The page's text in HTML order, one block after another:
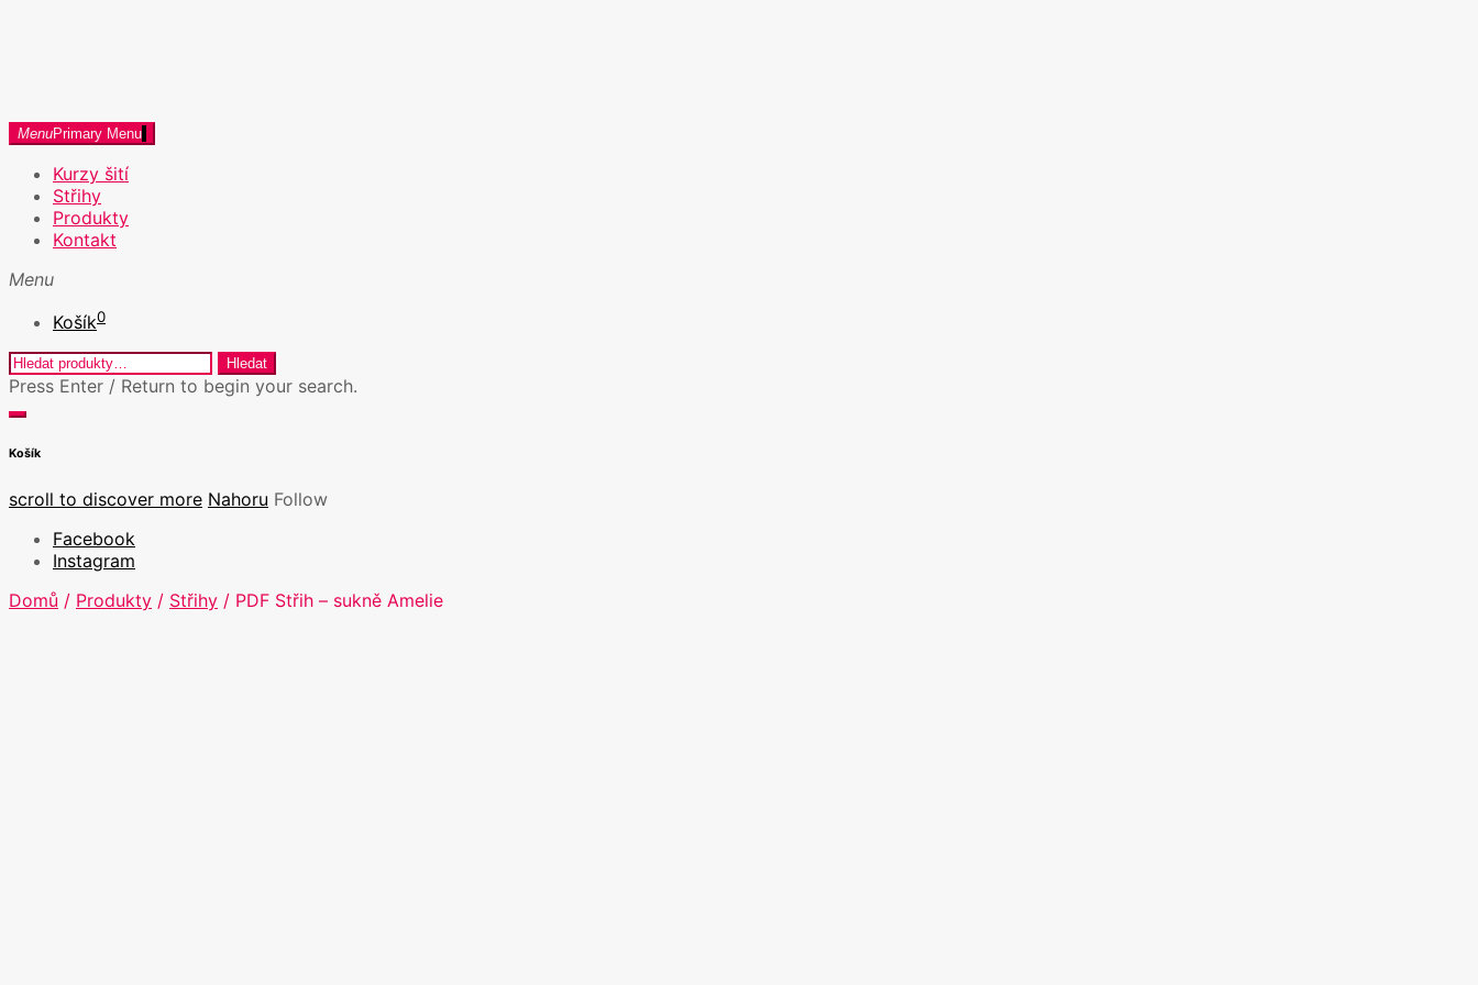
dosito.cz
Kurzy šití v Praze a Kreativní workshopy
MenuPrimary Menu
Kurzy šití
Střihy
Produkty
Kontakt
Menu
Košík0
Hledat: Hledat
Press Enter / Return to begin your search.
close
form
search
Košík
scroll to discover more Nahoru Follow
Facebook
Instagram
Domů / Produkty / Střihy / PDF Střih – sukně Amelie